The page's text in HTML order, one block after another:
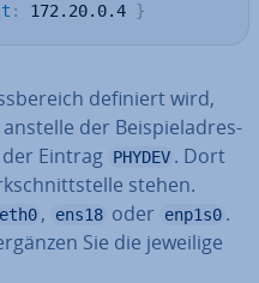
: 172.20.0.4 }
definiert wird,
anstelle der Bei­spiel­adres­
Eintrag PHYDEV . Dort
stehen.
eth0 , ens18 oder enp1s0 .
Sie die jeweilige